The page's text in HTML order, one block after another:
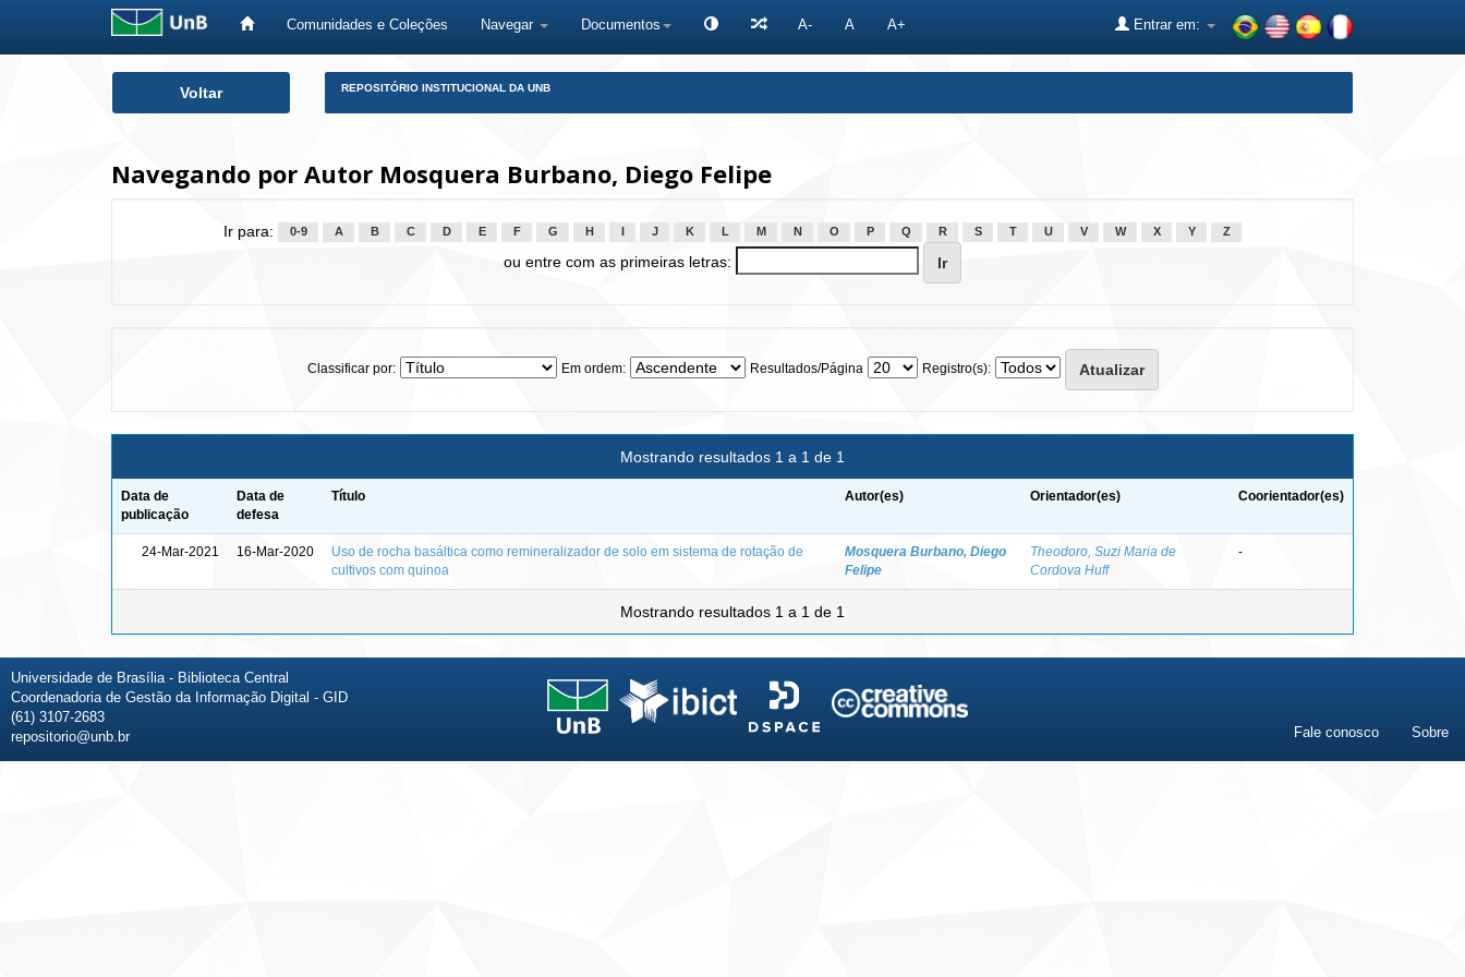
Comunidades e Coleções Navegar Documentos A- A A+ Entrar em:
Voltar REPOSITÓRIO INSTITUCIONAL DA UNB
Navegando por Autor Mosquera Burbano, Diego Felipe
Ir para: 0-9 A B C D E F G H J K L M N O P Q R S T U V W X Y Z
ou entre com as primeiras letras:
Classificar por: Em ordem: Resultados/Página Registro(s):
Mostrando resultados 1 a 1 de 1
Data de
publicação
Data de
defesa
Título Autor(es) Orientador(es) Coorientador(es)
24-Mar-2021 16-Mar-2020
Uso de rocha basáltica como remineralizador de solo em sistema de rotação de
cultivos com quinoa
Mosquera Burbano, Diego
Felipe
Theodoro, Suzi Maria de
Cordova Huff
-
Mostrando resultados 1 a 1 de 1
Universidade de Brasília - Biblioteca Central
Coordenadoria de Gestão da Informação Digital - GID
(61) 3107-2683
repositorio@unb.br
Fale conosco Sobre